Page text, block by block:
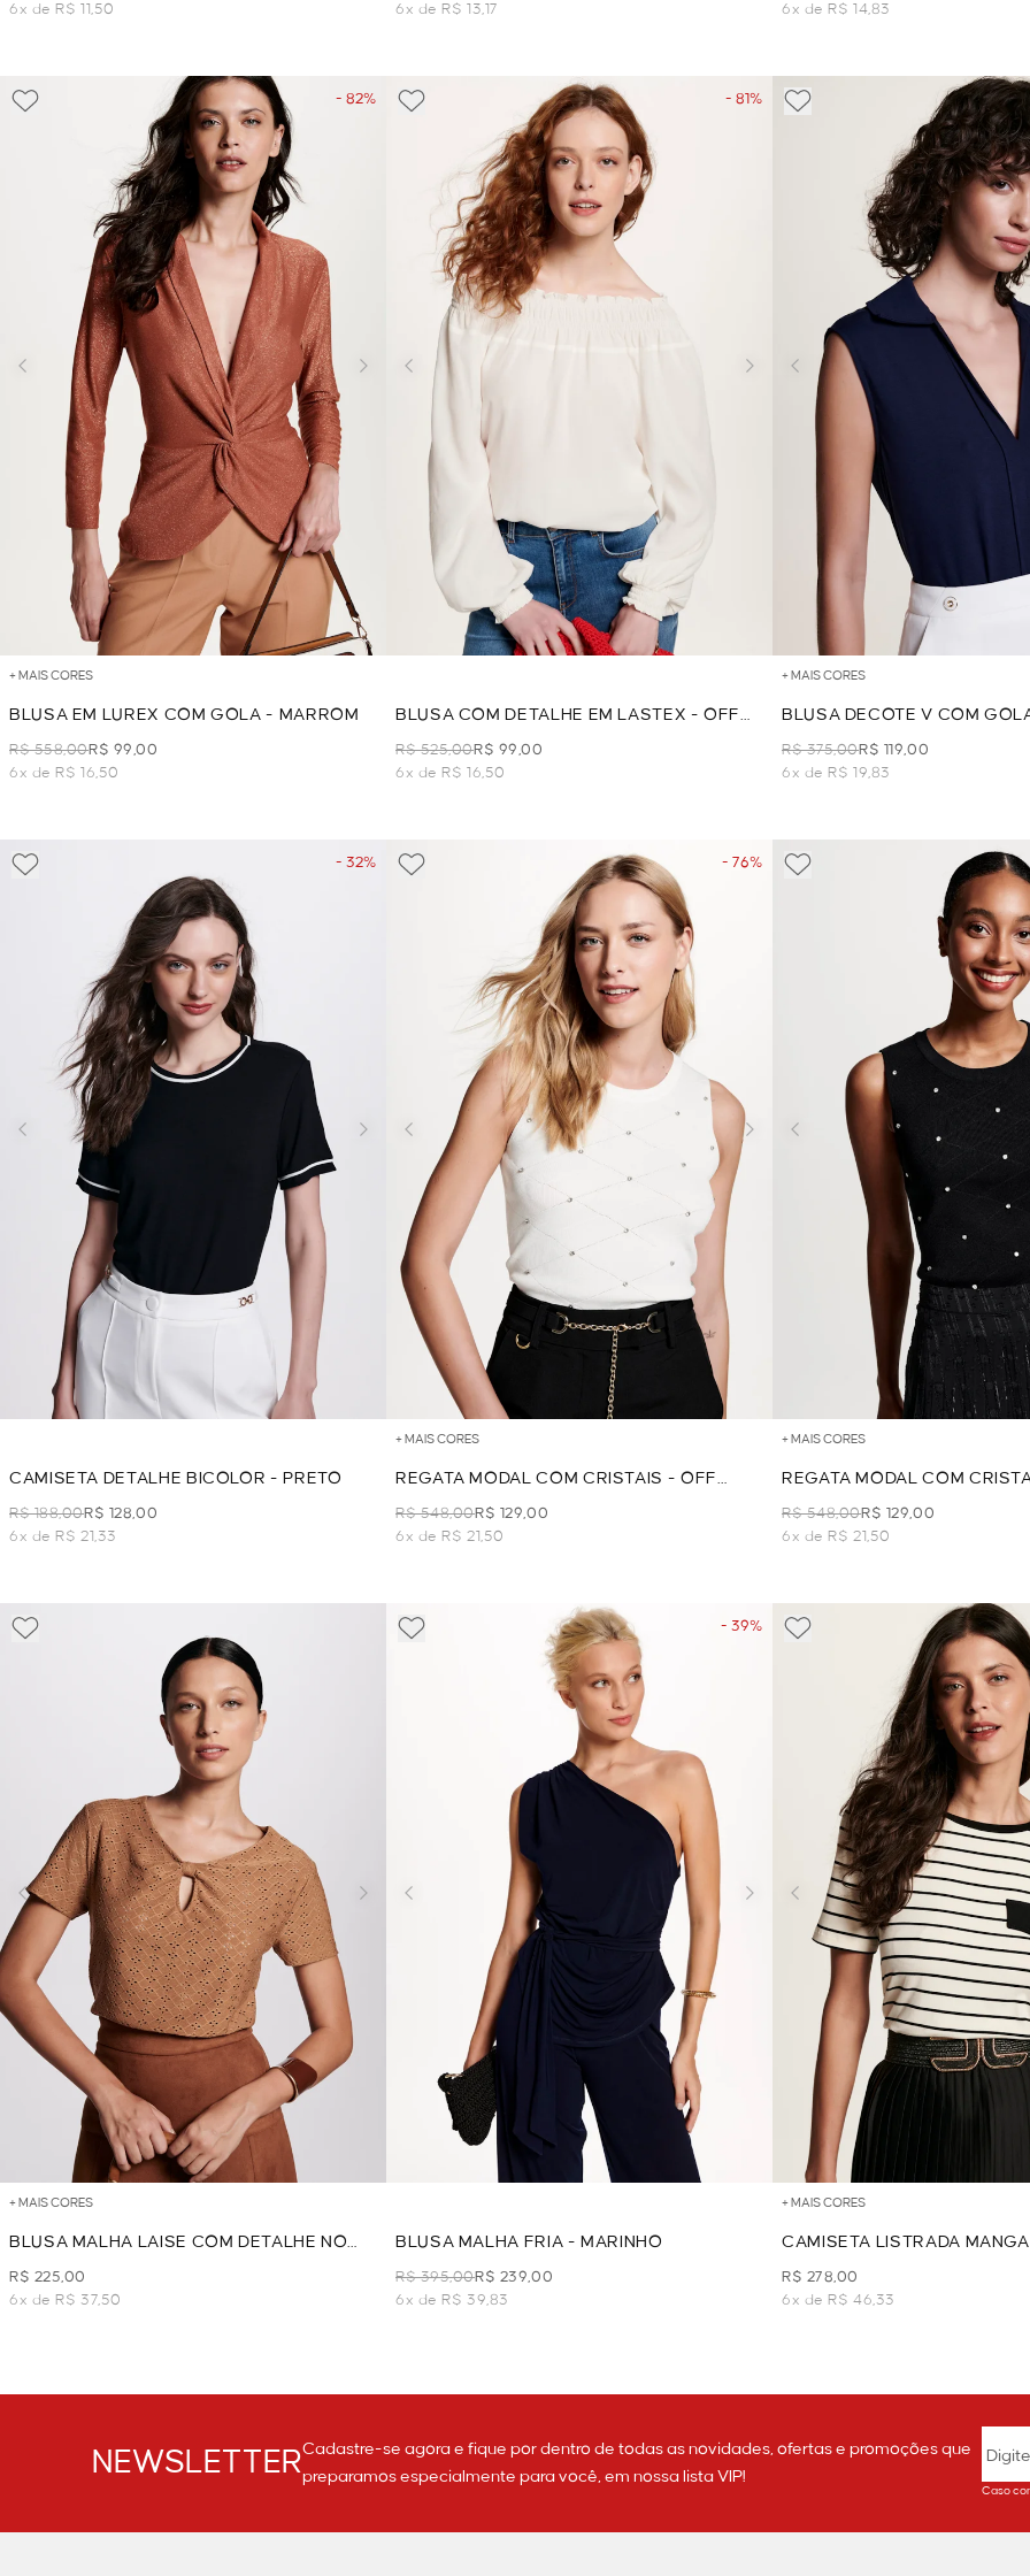
6x de R$ 11,50
6x de R$ 13,17
6x de R$ 14,83
- 82%
+ MAIS CORES
BLUSA EM LUREX COM GOLA - MARROM
R$ 558,00R$ 99,00
6x de R$ 16,50
- 81%
BLUSA COM DETALHE EM LASTEX - OFF
WHITE
R$ 525,00R$ 99,00
6x de R$ 16,50
+ MAIS CORES
BLUSA DECOTE V COM
R$ 375,00R$ 119,00
6x de R$ 19,83
- 32%
CAMISETA DETALHE BICOLOR - PRETO
R$ 188,00R$ 128,00
6x de R$ 21,33
- 76%
+ MAIS CORES
REGATA MODAL COM CRISTAIS - OFF
WHITE
R$ 548,00R$ 129,00
6x de R$ 21,50
+ MAIS CORES
REGATA MODAL COM
R$ 548,00R$ 129,00
6x de R$ 21,50
+ MAIS CORES
BLUSA MALHA LAISE COM DETALHE NO
DECOTE - CAMEL
R$ 225,00
6x de R$ 37,50
- 39%
BLUSA MALHA FRIA - MARINHO
R$ 395,00R$ 239,00
6x de R$ 39,83
+ MAIS CORES
CAMISETA LISTRADA
PRETO
R$ 278,00
6x de R$ 46,33
NEWSLETTERCadastre-se agora e fique por dentro de todas as novidades, ofertas e promoções que
preparamos especialmente para você, em nossa lista VIP!
Caso